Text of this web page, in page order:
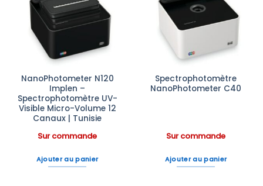
Ajouter
à la liste
d’envies
NanoPhotometer N120
Implen –
Spectrophotomètre UV-
Visible Micro-Volume 12
Canaux | Tunisie
Sur commande
Ajouter au panier
Ajouter
à la liste
d’envies
Spectrophotomètre
NanoPhotometer C40
Sur commande
Ajouter au panier